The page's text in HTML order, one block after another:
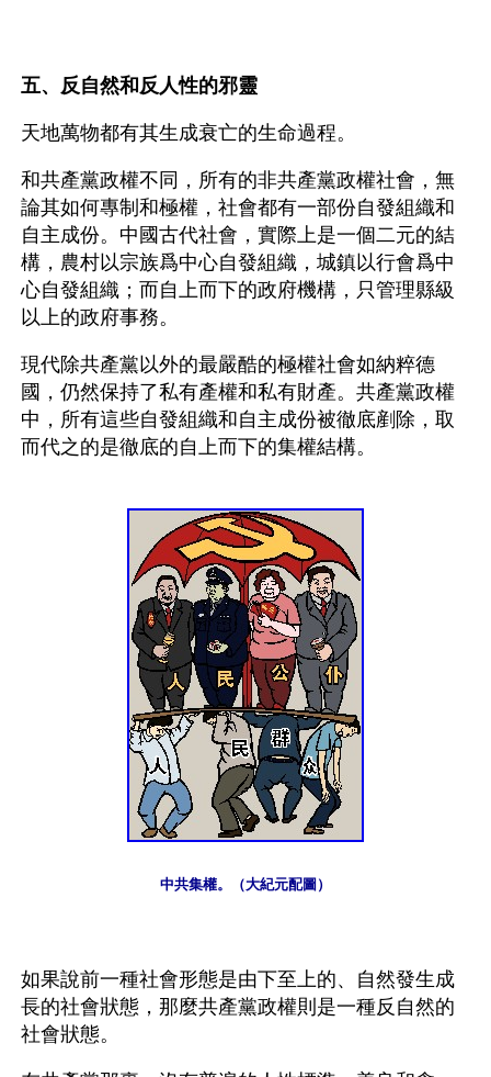
五、反自然和反人性的邪靈
天地萬物都有其生成衰亡的生命過程。
和共產黨政權不同，所有的非共產黨政權社會，無
論其如何專制和極權，社會都有一部份自發組織和
自主成份。中國古代社會，實際上是一個二元的結
構，農村以宗族爲中心自發組織，城鎮以行會爲中
心自發組織；而自上而下的政府機構，只管理縣級
以上的政府事務。
現代除共產黨以外的最嚴酷的極權社會如納粹德
國，仍然保持了私有產權和私有財產。共產黨政權
中，所有這些自發組織和自主成份被徹底剷除，取
而代之的是徹底的自上而下的集權結構。
中共集權。（大紀元配圖）
如果說前一種社會形態是由下至上的、自然發生成
長的社會狀態，那麼共產黨政權則是一種反自然的
社會狀態。